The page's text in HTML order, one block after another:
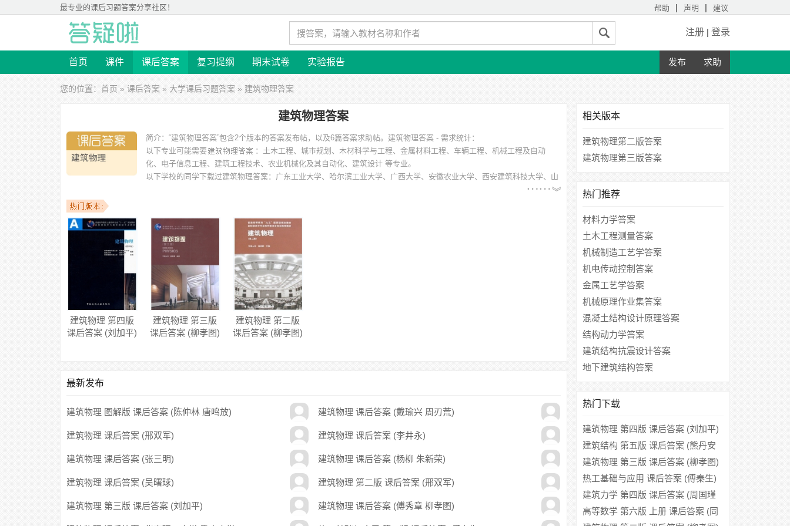
最专业的课后习题答案分享社区！ 帮助 | 声明 | 建议
注册 | 登录
首页 课件 课后答案 复习提纲 期末试卷 实验报告 发布 求助
您的位置： 首页 » 课后答案 » 大学课后习题答案 » 建筑物理答案
建筑物理答案
简介： “建筑物理答案”包含2个版本的答案发布帖，以及6篇答案求助帖。 建筑物理答案 - 需求统计：
以下专业可能需要
：土木工程、城市规划、木材科学与工程、金属材料工程、车辆工程、机械工程及自动
化、电子信息工程、建筑工程技术、农业机械化及其自动化、建筑设计 等专业。
以下学校的同学下载过建筑物理答案：广东工业大学、哈尔滨工业大学、广西大学、安徽农业大学、西安建筑科技大学、山
建筑物理 第四版
课后答案 (刘加平)
建筑物理 第三版
课后答案 (柳孝图)
建筑物理 第二版
课后答案 (柳孝图)
最新发布
建筑物理 图解版 课后答案 (陈仲林 唐鸣放) 建筑物理 课后答案 (戴瑜兴 周刃荒)
建筑物理 课后答案 (邢双军) 建筑物理 课后答案 (李井永)
建筑物理 课后答案 (张三明) 建筑物理 课后答案 (杨柳 朱新荣)
建筑物理 课后答案 (吴曙球) 建筑物理 第二版 课后答案 (邢双军)
建筑物理 第三版 课后答案 (刘加平) 建筑物理 课后答案 (傅秀章 柳孝图)
相关版本
建筑物理第二版答案
建筑物理第三版答案
热门推荐
材料力学答案
土木工程测量答案
机械制造工艺学答案
机电传动控制答案
金属工艺学答案
机械原理作业集答案
混凝土结构设计原理答案
结构动力学答案
建筑结构抗震设计答案
地下建筑结构答案
热门下载
建筑物理 第四版 课后答案 (刘加平)
建筑结构 第五版 课后答案 (熊丹安
程志勇)
建筑物理 第三版 课后答案 (柳孝图)
热工基础与应用 课后答案 (傅秦生)
建筑力学 第四版 课后答案 (周国瑾
施美丽)
高等数学 第六版 上册 课后答案 (同